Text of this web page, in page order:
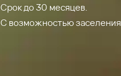
Срок до 30 месяцев.
С возможностью заселения.